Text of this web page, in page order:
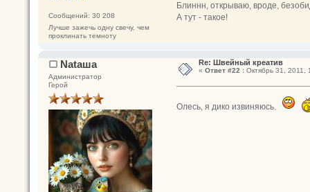
Сообщений: 30 208
Лучше зажечь одну свечу, чем
проклинать темноту
Блиннн, открываю, вроде,
А тут - такое!
Nataшa
Администратор
Герой
Re: Швейный креатив
« Ответ #22 :Октябрь 31, 2011,
Олесь, я дико извиняюсь.